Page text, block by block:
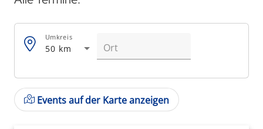
50 km
Umkreis
Events auf der Karte anzeigen